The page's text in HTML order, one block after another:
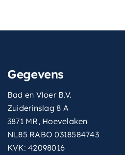
Gegevens
Bad en Vloer B.V.
Zuiderinslag 8 A
3871 MR, Hoevelaken
NL85 RABO 0318584743
KVK: 42098016